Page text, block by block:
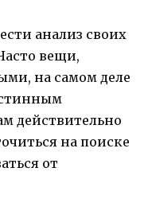
анализ своих
вещи,
на самом деле
действительно
на поиске
от